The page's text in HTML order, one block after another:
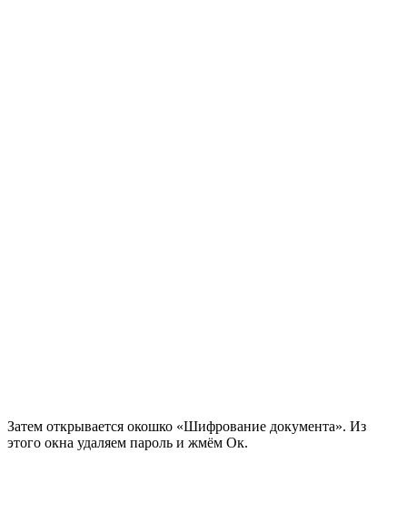
Затем открывается окошко «Шифрование документа». Из
этого окна удаляем пароль и жмём Ок.